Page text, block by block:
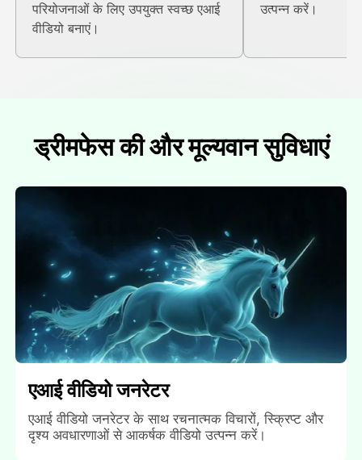
परियोजनाओं के लिए उपयुक्त स्वच्छ एआई
वीडियो बनाएं।
उत्पन्न करें।
ड्रीमफेस की और मूल्यवान सुविधाएं
एआई वीडियो जनरेटर
एआई वीडियो जनरेटर के साथ रचनात्मक विचारों, स्क्रिप्ट और
दृश्य अवधारणाओं से आकर्षक वीडियो उत्पन्न करें।